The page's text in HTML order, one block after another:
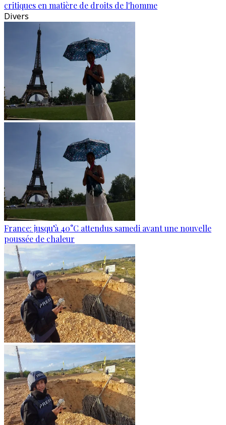
critiques en matière de droits de l'homme
Divers
France: jusqu’à 40°C attendus samedi avant une nouvelle
poussée de chaleur